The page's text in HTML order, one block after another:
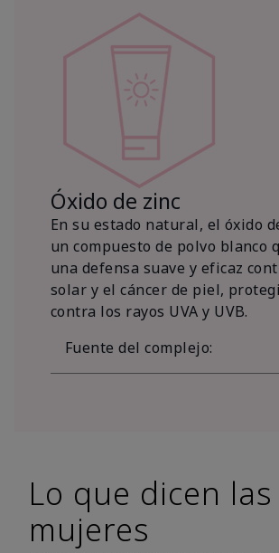
Óxido de zinc
En su estado natural, el óxido
un compuesto de polvo blanco
una defensa suave y eficaz
solar y el cáncer de piel,
contra los rayos UVA y UVB.
Fuente del complejo:
Lo que dicen las
mujeres